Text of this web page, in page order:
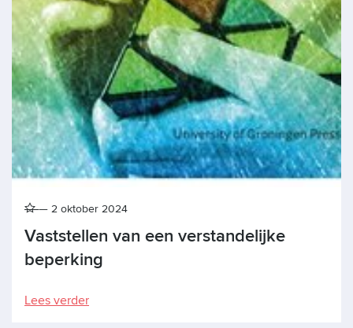
Vaststellen van een verstandelijke
beperking
2 oktober 2024
Lees verder